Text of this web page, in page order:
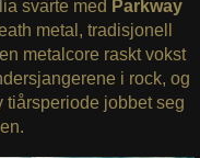
svarte med Parkway
metal, tradisjonell
metalcore raskt vokst
i rock, og
jobbet seg